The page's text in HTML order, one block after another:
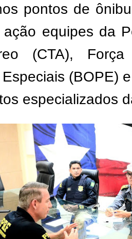
pontos de
equipes da
(CTA),
(BOPE)
especializados